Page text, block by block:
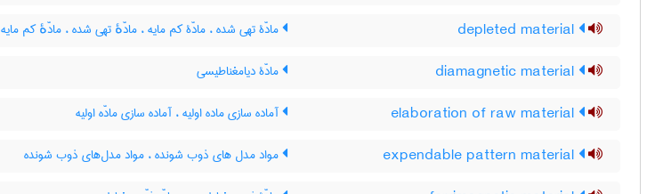
مادّۀ تهی شده ، مادّۀ کم مایه ، مادّهٔ تهی شده ، مادّهٔ کم مایه
مادّۀ دیامغناطیسی
آماده سازی ماده اولیه ، آماده سازی مادّه اولیه
مواد مدل های ذوب شونده ، مواد مدل‌های ذوب شونده